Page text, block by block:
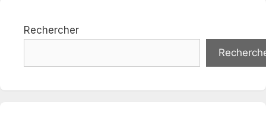
Rechercher